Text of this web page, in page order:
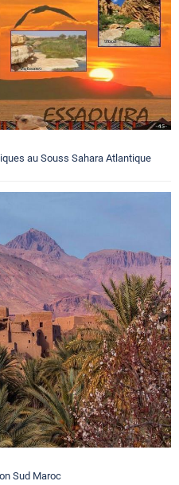
au Souss Sahara Atlantique
Sud Maroc